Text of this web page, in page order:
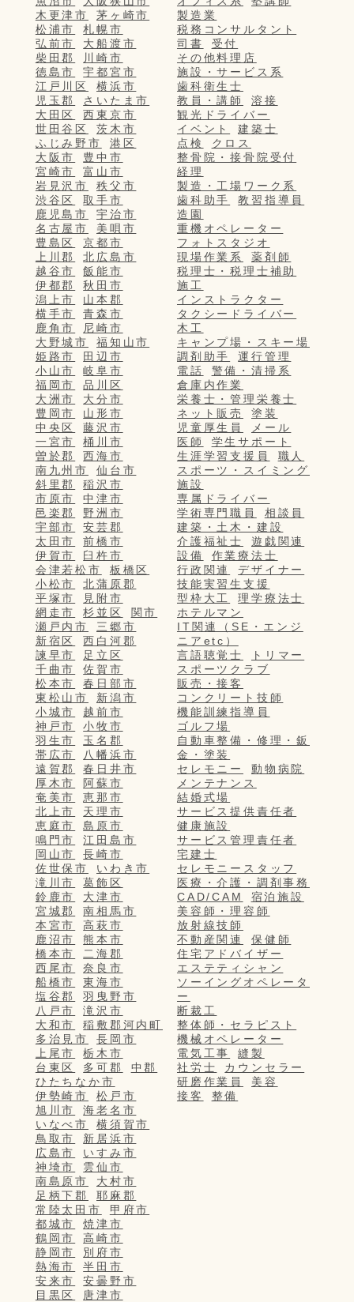
木更津市
茅ヶ崎市
松浦市
札幌市
弘前市
大船渡市
柴田郡
川崎市
徳島市
宇都宮市
江戸川区
横浜市
児玉郡
さいたま市
大田区
西東京市
世田谷区
茨木市
ふじみ野市
港区
大阪市
豊中市
宮崎市
富山市
岩見沢市
秩父市
渋谷区
取手市
鹿児島市
宇治市
名古屋市
美唄市
豊島区
京都市
上川郡
北広島市
越谷市
飯能市
伊都郡
秋田市
潟上市
山本郡
横手市
青森市
鹿角市
尼崎市
大野城市
福知山市
姫路市
田辺市
小山市
岐阜市
福岡市
品川区
大洲市
大分市
豊岡市
山形市
中央区
藤沢市
一宮市
桶川市
曽於郡
西海市
南九州市
仙台市
斜里郡
稲沢市
市原市
中津市
邑楽郡
野洲市
宇部市
安芸郡
太田市
前橋市
伊賀市
臼杵市
会津若松市
板橋区
小松市
北蒲原郡
平塚市
見附市
網走市
杉並区
関市
瀬戸内市
三郷市
新宿区
西白河郡
諫早市
足立区
千曲市
佐賀市
松本市
春日部市
東松山市
新潟市
小城市
越前市
神戸市
小牧市
羽生市
玉名郡
帯広市
八幡浜市
遠賀郡
春日井市
厚木市
阿蘇市
奄美市
恵那市
北上市
天理市
恵庭市
島原市
鳴門市
江田島市
岡山市
長崎市
佐世保市
いわき市
滝川市
葛飾区
鈴鹿市
大津市
宮城郡
南相馬市
本宮市
高萩市
鹿沼市
熊本市
橋本市
二海郡
西尾市
奈良市
船橋市
東海市
塩谷郡
羽曳野市
八戸市
滝沢市
大和市
稲敷郡河内町
多治見市
長岡市
上尾市
栃木市
台東区
多可郡
中郡
ひたちなか市
伊勢崎市
松戸市
旭川市
海老名市
いなべ市
横須賀市
鳥取市
新居浜市
広島市
いすみ市
神埼市
雲仙市
南島原市
大村市
足柄下郡
耶麻郡
常陸太田市
甲府市
都城市
焼津市
鶴岡市
高崎市
静岡市
別府市
熱海市
半田市
安来市
安曇野市
目黒区
唐津市
製造業
税務コンサルタント
司書
受付
その他料理店
施設・サービス系
歯科衛生士
教員・講師
溶接
観光ドライバー
イベント
建築士
点検
クロス
整骨院・接骨院受付
経理
製造・工場ワーク系
歯科助手
教習指導員
造園
重機オペレーター
フォトスタジオ
現場作業系
薬剤師
税理士・税理士補助
施工
インストラクター
タクシードライバー
木工
キャンプ場・スキー場
調剤助手
運行管理
電話
警備・清掃系
倉庫内作業
栄養士・管理栄養士
ネット販売
塗装
児童厚生員
メール
医師
学生サポート
生涯学習支援員
職人
スポーツ・スイミング
施設
専属ドライバー
学術専門職員
相談員
建築・土木・建設
介護福祉士
遊戯関連
設備
作業療法士
行政関連
デザイナー
技能実習生支援
型枠大工
理学療法士
ホテルマン
IT関連（SE・エンジ
ニアetc）
言語聴覚士
トリマー
スポーツクラブ
販売・接客
コンクリート技師
機能訓練指導員
ゴルフ場
自動車整備・修理・鈑
金・塗装
セレモニー
動物病院
メンテナンス
結婚式場
サービス提供責任者
健康施設
サービス管理責任者
宅建士
セレモニースタッフ
医療・介護・調剤事務
CAD/CAM
宿泊施設
美容師・理容師
放射線技師
不動産関連
保健師
住宅アドバイザー
エステティシャン
ソーイングオペレータ
ー
断裁工
整体師・セラピスト
機械オペレーター
電気工事
縫製
社労士
カウンセラー
研磨作業員
美容
接客
整備